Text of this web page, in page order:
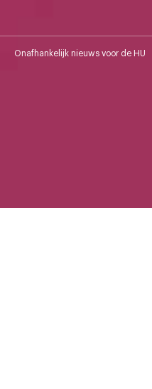
Onafhankelijk nieuws voor de HU